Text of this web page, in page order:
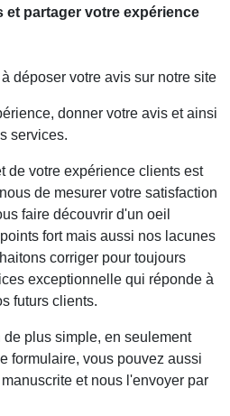
et partager votre expérience
déposer votre avis sur notre site
donner votre avis et ainsi
services.
de votre expérience clients est
de mesurer votre satisfaction
faire découvrir d'un oeil
fort mais aussi nos lacunes
corriger pour toujours
exceptionnelle qui réponde à
futurs clients.
plus simple, en seulement
formulaire, vous pouvez aussi
et nous l'envoyer par